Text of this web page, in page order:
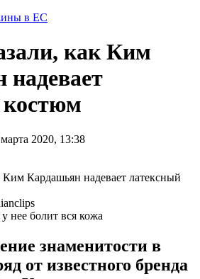
в ЕС
как Ким
2020, 13:38
нее болит вся кожа
знаменитости в
от известного бренда